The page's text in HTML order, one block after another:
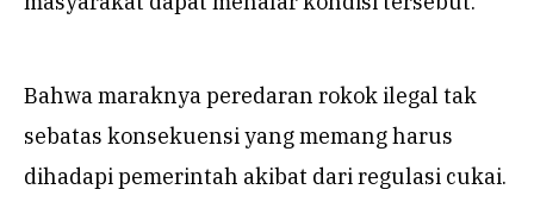
Bahwa maraknya peredaran rokok ilegal tak
sebatas konsekuensi yang memang harus
dihadapi pemerintah akibat dari regulasi cukai.